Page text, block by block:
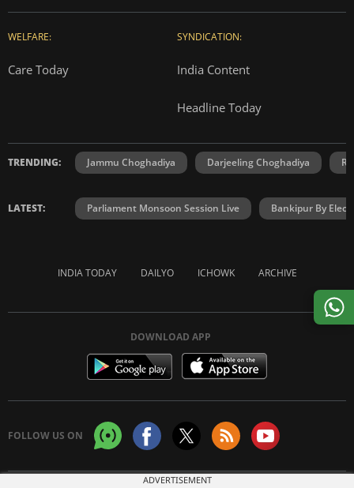
WELFARE:
Care Today
SYNDICATION:
India Content
Headline Today
TRENDING: Jammu Choghadiya Darjeeling Choghadiya
LATEST: Parliament Monsoon Session Live Bankipur By
INDIA TODAY DAILYO ICHOWK ARCHIVE
DOWNLOAD APP
FOLLOW US ON
ADVERTISEMENT